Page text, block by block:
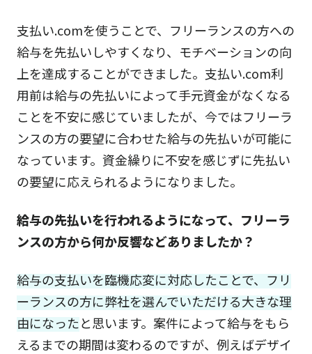
支払い.comを使うことで、フリーランスの方への
給与を先払いしやすくなり、モチベーションの向
上を達成することができました。支払い.com利
用前は給与の先払いによって手元資金がなくなる
ことを不安に感じていましたが、今ではフリーラ
ンスの方の要望に合わせた給与の先払いが可能に
なっています。資金繰りに不安を感じずに先払い
の要望に応えられるようになりました。
給与の先払いを行われるようになって、フリーラ
ンスの方から何か反響などありましたか？
給与の支払いを臨機応変に対応したことで、フリ
ーランスの方に弊社を選んでいただける大きな理
由になったと思います。案件によって給与をもら
えるまでの期間は変わるのですが、例えばデザイ